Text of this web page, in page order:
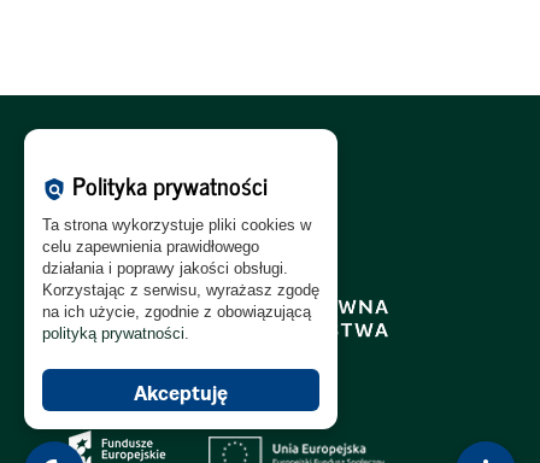
Polityka Prywatności:PL
Polityka RODO:PL|EN
policy Polityka prywatności
Ta strona wykorzystuje pliki cookies w
celu zapewnienia prawidłowego
działania i poprawy jakości obsługi.
Korzystając z serwisu, wyrażasz zgodę
na ich użycie, zgodnie z obowiązującą
polityką prywatności
Akceptuję